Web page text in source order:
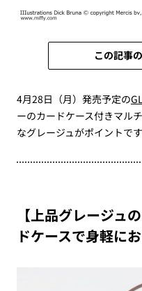
この記事
4月28日（月）発売予定の
ーのカードケース付きマル
なグレージュがポイントです
【上品グレージュ
ドケースで身軽にお